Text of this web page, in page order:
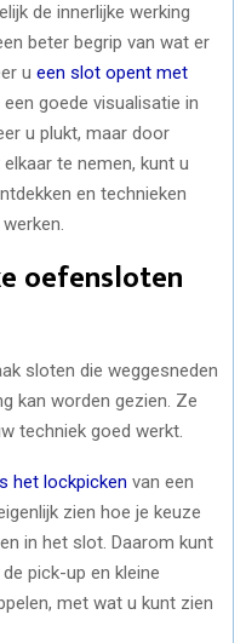
de innerlijke werking
beter begrip van wat er
u een slot opent met
goede visualisatie in
u plukt, maar door
te nemen, kunt u
en technieken
oefensloten
sloten die weggesneden
kan worden gezien. Ze
techniek goed werkt.
het lockpicken van een
zien hoe je keuze
in het slot. Daarom kunt
pick-up en kleine
met wat u kunt zien